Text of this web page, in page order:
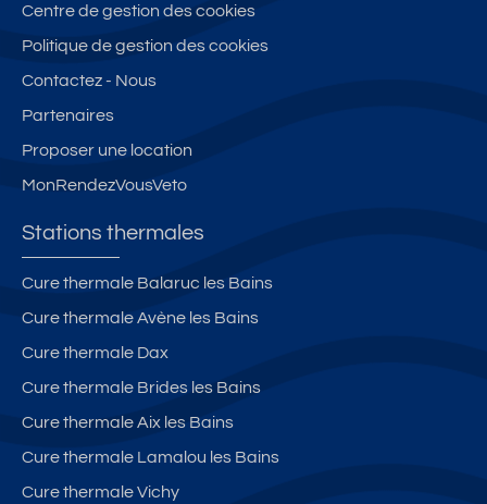
Centre de gestion des cookies
Politique de gestion des cookies
Contactez - Nous
Partenaires
Proposer une location
MonRendezVousVeto
Stations thermales
Cure thermale Balaruc les Bains
Cure thermale Avène les Bains
Cure thermale Dax
Cure thermale Brides les Bains
Cure thermale Aix les Bains
Cure thermale Lamalou les Bains
Cure thermale Vichy